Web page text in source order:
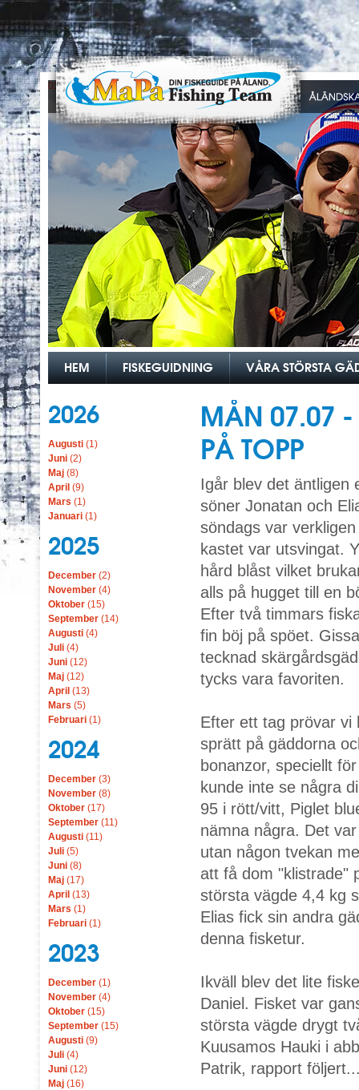
01234
HEM FISKEGUIDNING VÅRA STÖRSTA
2026
Augusti (1)
Juni (2)
Maj (8)
April (9)
Mars (1)
Januari (1)
2025
December (2)
November (4)
Oktober (15)
September (14)
Augusti (4)
Juli (4)
Juni (12)
Maj (12)
April (13)
Mars (5)
Februari (1)
2024
December (3)
November (8)
Oktober (17)
September (11)
Augusti (11)
Juli (5)
Juni (8)
Maj (17)
April (13)
Mars (1)
Februari (1)
2023
December (1)
November (4)
Oktober (15)
September (15)
Augusti (9)
Juli (4)
Juni (12)
Maj (16)
MÅN 07.07 -
PÅ TOPP
Igår blev det äntligen
söner Jonatan och
söndags var
kastet var utsvingat.
hård blåst vilket
alls på hugget till en
Efter två timmars
fin böj på spöet.
tecknad
tycks vara favoriten.
Efter ett tag prövar vi
sprätt på gäddorna
bonanzor, speciellt
kunde inte se några
95 i rött/vitt, Piglet
nämna några. Det
utan någon tvekan
att få dom "klistrade"
största vägde 4,4 kg
Elias fick sin andra
denna fisketur.
Ikväll blev det lite
Daniel. Fisket var
största vägde drygt
Kuusamos Hauki i
Patrik, rapport